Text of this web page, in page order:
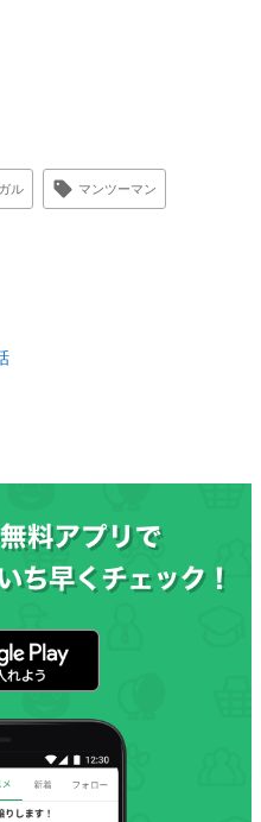
ル マンツーマン